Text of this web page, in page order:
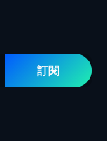
訂閱